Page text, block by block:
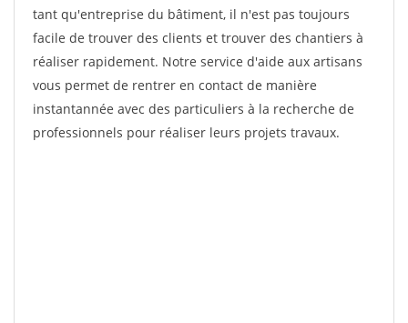
tant qu'entreprise du bâtiment, il n'est pas toujours
facile de trouver des clients et trouver des chantiers à
réaliser rapidement. Notre service d'aide aux artisans
vous permet de rentrer en contact de manière
instantannée avec des particuliers à la recherche de
professionnels pour réaliser leurs projets travaux.